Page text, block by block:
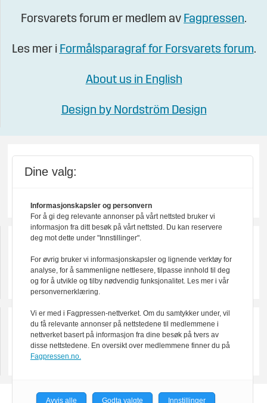
Forsvarets forum er medlem av Fagpressen.
Les mer i Formålsparagraf for Forsvarets forum.
About us in English
Design by Nordström Design
Dine valg:
Informasjonskapsler og personvern
For å gi deg relevante annonser på vårt nettsted bruker vi
informasjon fra ditt besøk på vårt nettsted. Du kan reservere
deg mot dette under "Innstillinger".
For øvrig bruker vi informasjonskapsler og lignende verktøy for
analyse, for å sammenligne nettlesere, tilpasse innhold til deg
og for å utvikle og tilby nødvendig funksjonalitet. Les mer i vår
personvernerklæring.
Vi er med i Fagpressen-nettverket. Om du samtykker under, vil
du få relevante annonser på nettstedene til medlemmene i
nettverket basert på informasjon fra dine besøk på tvers av
disse nettstedene. En oversikt over medlemmene finner du på
Fagpressen.no.
Avvis alle Godta valgte Innstillinger